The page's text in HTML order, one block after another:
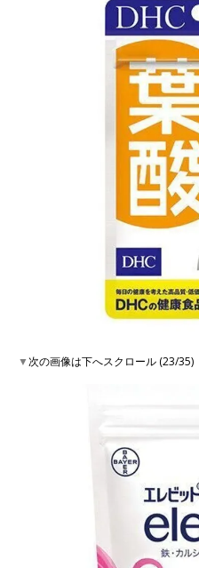
▼次の画像は下へスクロール (23/35)